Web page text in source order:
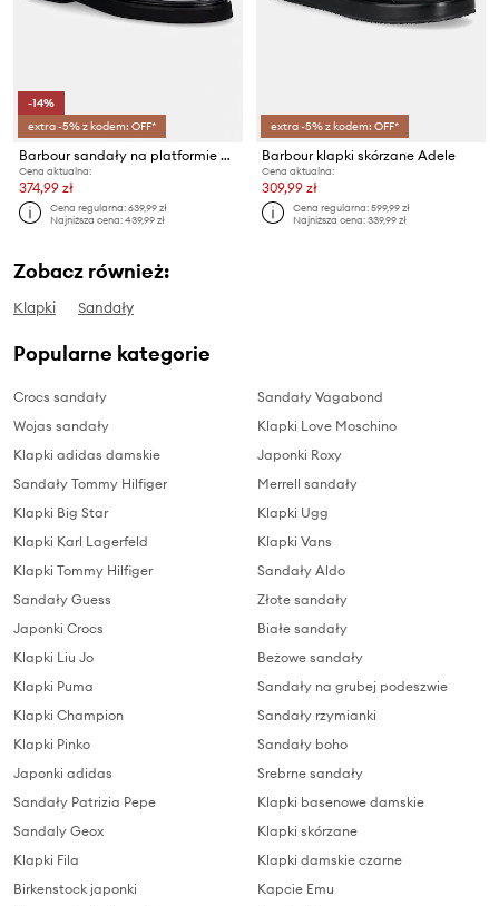
-14%
extra -5% z kodem: OFF*
Barbour sandały na platformie damskie skórzane Dakota
Cena aktualna:
374,99 zł
Cena regularna:639,99 zł
Najniższa cena:439,99 zł
extra -5% z kodem: OFF*
Barbour klapki skórzane Adele
Cena aktualna:
309,99 zł
Cena regularna:599,99 zł
Najniższa cena:339,99 zł
Zobacz również:
Klapki Sandały
Popularne kategorie
Crocs sandały
Wojas sandały
Klapki adidas damskie
Sandały Tommy Hilfiger
Klapki Big Star
Klapki Karl Lagerfeld
Klapki Tommy Hilfiger
Sandały Guess
Japonki Crocs
Klapki Liu Jo
Klapki Puma
Klapki Champion
Klapki Pinko
Japonki adidas
Sandały Patrizia Pepe
Sandaly Geox
Klapki Fila
Birkenstock japonki
Sandały Vagabond
Klapki Love Moschino
Japonki Roxy
Merrell sandały
Klapki Ugg
Klapki Vans
Sandały Aldo
Złote sandały
Białe sandały
Beżowe sandały
Sandały na grubej podeszwie
Sandały rzymianki
Sandały boho
Srebrne sandały
Klapki basenowe damskie
Klapki skórzane
Klapki damskie czarne
Kapcie Emu